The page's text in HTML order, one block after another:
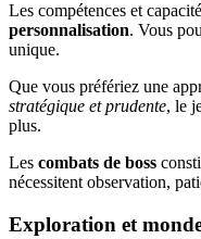
Les compétences et
personnalisation. Vous
unique.
Que vous préfériez une
stratégique et prudente, le
plus.
Les combats de boss
nécessitent observation,
Exploration et